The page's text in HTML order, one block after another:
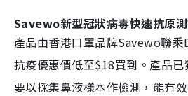
Savewo新型冠狀病毒快速抗原
產品由香港口罩品牌Savewo聯乘
抗疫優惠價低至$18買到。產品已
要以採集鼻液樣本作檢測，能有